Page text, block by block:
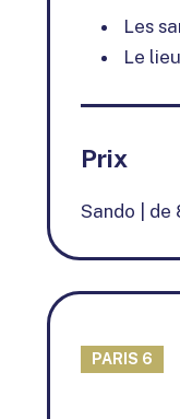
Les
Le lieu
Prix
Sando | de
PARIS 6